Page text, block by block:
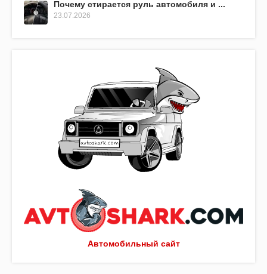
Автомобильный сайт
Почему стирается руль автомобиля и ...
23.07.2026